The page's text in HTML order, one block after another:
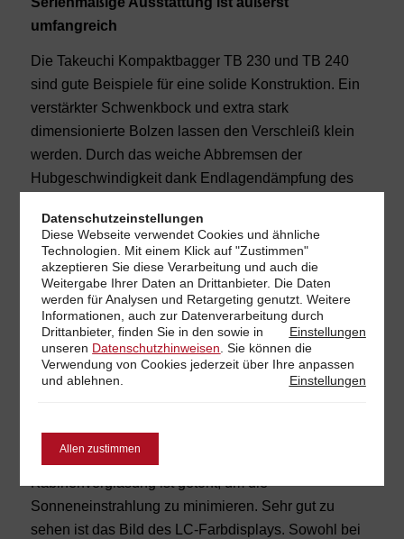
umfangreich
Die Takeuchi Kompaktbagger TB 230 und TB 240
sind gute Beispiele für eine solide Konstruktion. Ein
verstärkter Schwenkbock und extra stark
dimensionierte Bolzen lassen den Verschleiß klein
werden. Durch das weiche Abbremsen der
Hubgeschwindigkeit dank Endlagendämpfung des
Stielzylinders) werden diese geschont und geschützt.
Der Lasthebebetrieb hat eine sichere Basis.
Rohrbruchsicherung, Überlastwarneinrichtung und
Lasthalteventile am Hauptausleger und
Löffelstielzylinder sorgen für die sichere Bewegung
von Lasten. Auch der Fahrer kann sich wohlfühlen
und so gute Arbeit abliefern. Eine hohe Sitzposition
auf einem ergonomischen Komfortsitz verschafft den
Frontscheibe ist mit Hilfe von zwei
Kabinenverglasung ist getönt, um die
Sonneneinstrahlung zu minimieren. Sehr gut zu
sehen ist das Bild des LC-Farbdisplays. Sowohl bei
Datenschutzeinstellungen
Diese Webseite verwendet Cookies und ähnliche
Technologien. Mit einem Klick auf "Zustimmen"
akzeptieren Sie diese Verarbeitung und auch die
Weitergabe Ihrer Daten an Drittanbieter. Die Daten
werden für Analysen und Retargeting genutzt. Weitere
Informationen, auch zur Datenverarbeitung durch
Drittanbieter, finden Sie in den
Einstellungen
sowie in
unseren Datenschutzhinweisen . Sie können die
Verwendung von Cookies jederzeit über Ihre
Einstellungen
anpassen
und ablehnen.
Allen zustimmen